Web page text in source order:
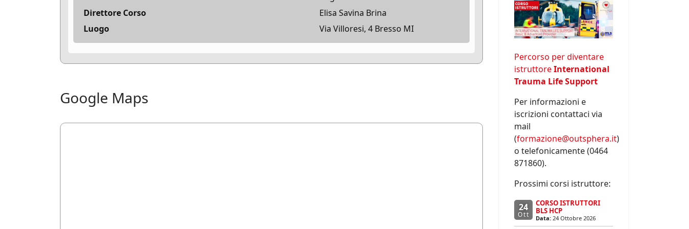
Direttore Corso
Elisa Savina Brina
Luogo
Via Villoresi, 4 Bresso MI
Google Maps
Percorso per diventare
istruttoreInternational
Trauma Life Support
Per informazioni e
iscrizioni contattaci via
mail
(formazione@outsphera.it)
o telefonicamente (0464
871860).
Prossimi corsi istruttore:
24
Ott
CORSO ISTRUTTORI
BLS HCP
Data: 24 Ottobre 2026